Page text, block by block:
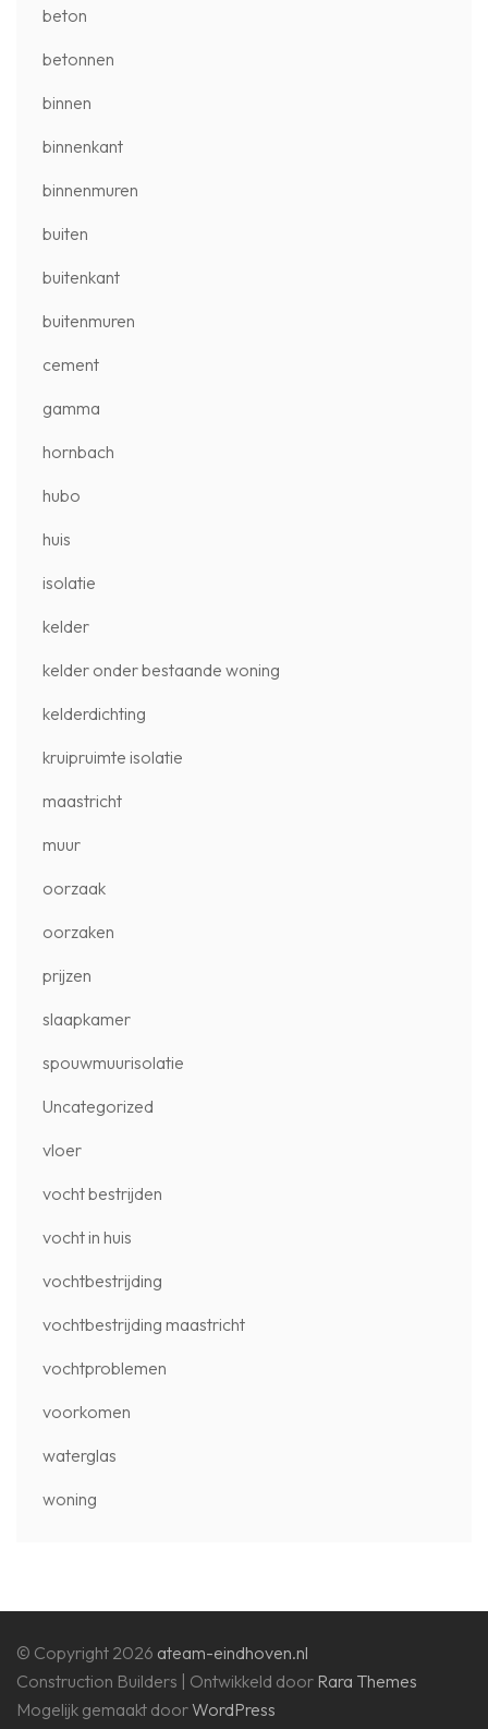
beton
betonnen
binnen
binnenkant
binnenmuren
buiten
buitenkant
buitenmuren
cement
gamma
hornbach
hubo
huis
isolatie
kelder
kelder onder bestaande woning
kelderdichting
kruipruimte isolatie
maastricht
muur
oorzaak
oorzaken
prijzen
slaapkamer
spouwmuurisolatie
Uncategorized
vloer
vocht bestrijden
vocht in huis
vochtbestrijding
vochtbestrijding maastricht
vochtproblemen
voorkomen
waterglas
woning
© Copyright 2026 ateam-eindhoven.nl
Construction Builders | Ontwikkeld door Rara Themes
Mogelijk gemaakt doorWordPress